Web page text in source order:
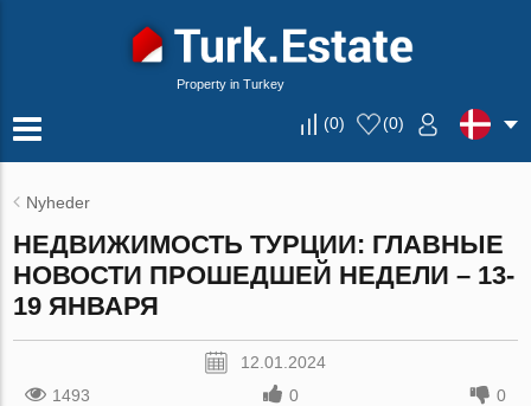
Property in Turkey
(0) (0)
Nyheder
НЕДВИЖИМОСТЬ ТУРЦИИ: ГЛАВНЫЕ
НОВОСТИ ПРОШЕДШЕЙ НЕДЕЛИ – 13-
19 ЯНВАРЯ
12.01.2024
1493
0 0